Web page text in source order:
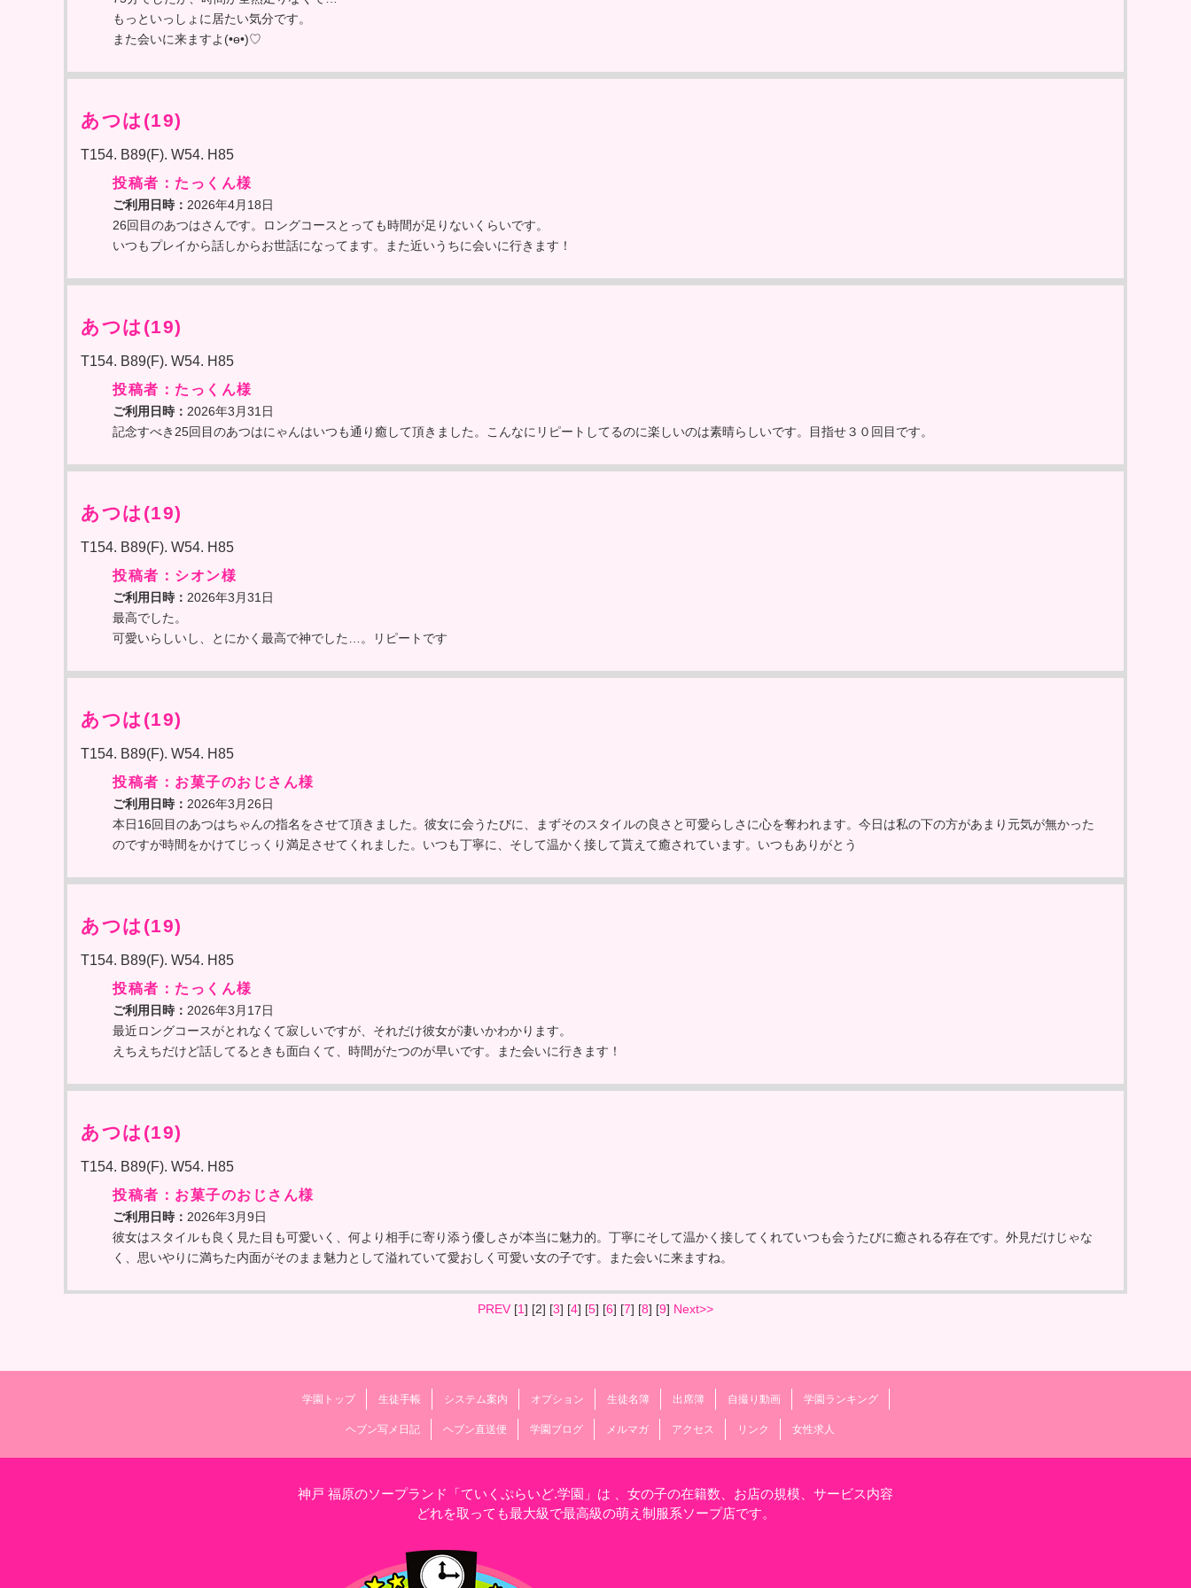
もっといっしょに居たい気分です。
また会いに来ますよ(•ө•)♡
あつは(19)
T154. B89(F). W54. H85
投稿者：たっくん様
ご利用日時： 2026年4月18日
26回目のあつはさんです。ロングコースとっても時間が足りないくらいです。
いつもプレイから話しからお世話になってます。また近いうちに会いに行きます！
あつは(19)
T154. B89(F). W54. H85
投稿者：たっくん様
ご利用日時： 2026年3月31日
記念すべき25回目のあつはにゃんはいつも通り癒して頂きました。こんなにリピートしてるのに楽しいのは素晴らしいです。目指せ３０回目です。
あつは(19)
T154. B89(F). W54. H85
投稿者：シオン様
ご利用日時： 2026年3月31日
最高でした。
可愛いらしいし、とにかく最高で神でした…。リピートです
あつは(19)
T154. B89(F). W54. H85
投稿者：お菓子のおじさん様
ご利用日時： 2026年3月26日
本日16回目のあつはちゃんの指名をさせて頂きました。彼女に会うたびに、まずそのスタイルの良さと可愛らしさに心を奪われます。今日は私の下の方があまり元気が無かった
のですが時間をかけてじっくり満足させてくれました。いつも丁寧に、そして温かく接して貰えて癒されています。いつもありがとう
あつは(19)
T154. B89(F). W54. H85
投稿者：たっくん様
ご利用日時： 2026年3月17日
最近ロングコースがとれなくて寂しいですが、それだけ彼女が凄いかわかります。
えちえちだけど話してるときも面白くて、時間がたつのが早いです。また会いに行きます！
あつは(19)
T154. B89(F). W54. H85
投稿者：お菓子のおじさん様
ご利用日時： 2026年3月9日
彼女はスタイルも良く見た目も可愛いく、何より相手に寄り添う優しさが本当に魅力的。丁寧にそして温かく接してくれていつも会うたびに癒される存在です。外見だけじゃな
く、思いやりに満ちた内面がそのまま魅力として溢れていて愛おしく可愛い女の子です。また会いに来ますね。
PREV [1] [2] [3] [4] [5] [6] [7] [8] [9] Next>>
学園トップ 生徒手帳 システム案内 オプション 生徒名簿 出席簿 自撮り動画 学園ランキング
ヘブン写メ日記 ヘブン直送便 学園ブログ メルマガ アクセス リンク 女性求人
神戸 福原のソープランド「ていくぷらいど.学園」は 、女の子の在籍数、お店の規模、サービス内容
どれを取っても最大級で最高級の萌え制服系ソープ店です。